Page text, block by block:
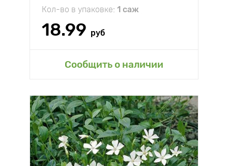
Кол-во в упаковке: 1 саж
18.99 руб
Сообщить о наличии